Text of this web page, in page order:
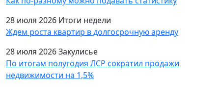
28 июля 2026 Итоги недели
Ждем роста квартир в долгосрочную аренду
28 июля 2026Закулисье
По итогам полугодия ЛСР сократил продажи
недвижимости на 1,5%